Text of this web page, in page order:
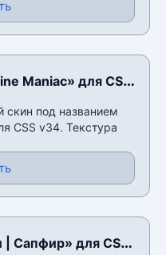
Maniac» для CSS
скин под названием
CSS v34. Текстура
Сапфир» для CSS